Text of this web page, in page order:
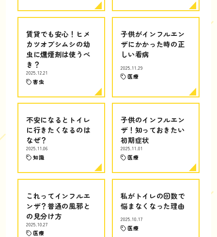
賃貸でも安心！ヒメ
カツオブシムシの幼
虫に燻煙剤は使うべ
き？
2025.12.21
害虫
子供がインフルエン
ザにかかった時の正
しい看病
2025.11.29
医療
不安になるとトイレ
に行きたくなるのは
なぜ？
2025.11.06
知識
子供のインフルエン
ザ！知っておきたい
初期症状
2025.11.01
医療
これってインフルエ
ンザ？普通の風邪と
の見分け方
2025.10.27
医療
私がトイレの回数で
悩まなくなった理由
2025.10.17
医療